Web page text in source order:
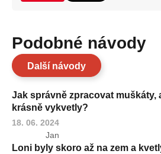
Podobné návody
Další návody
Jak správně zpracovat muškáty,
krásně vykvetly?
18. 06. 2024
Jan
Loni byly skoro až na zem a